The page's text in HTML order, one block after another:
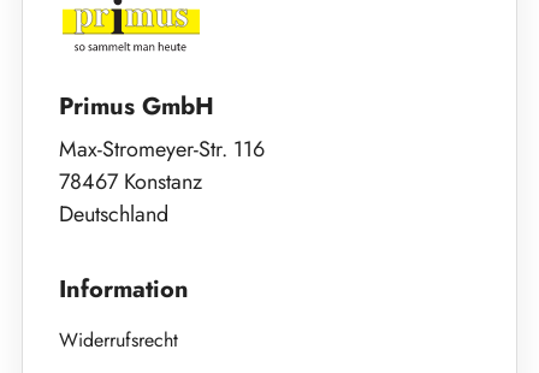
Primus GmbH
Max-Stromeyer-Str. 116
78467 Konstanz
Deutschland
Information
Widerrufsrecht